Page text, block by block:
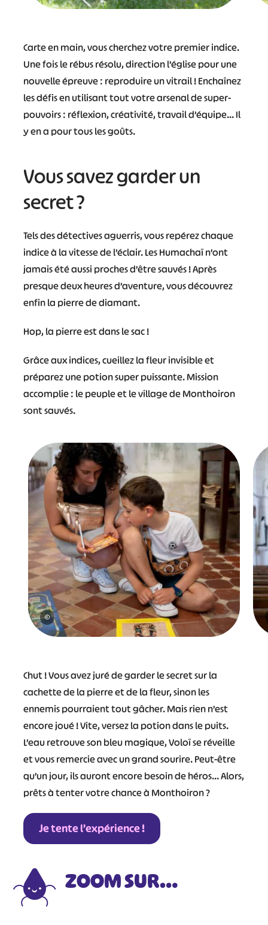
Carte en main, vous cherchez votre premier indice.
Une fois le rébus résolu, direction l’église pour une
nouvelle épreuve : reproduire un vitrail ! Enchaînez
les défis en utilisant tout votre arsenal de super-
pouvoirs : réflexion, créativité, travail d’équipe… Il
y en a pour tous les goûts.
Vous savez garder un
secret ?
Tels des détectives aguerris, vous repérez chaque
indice à la vitesse de l’éclair. Les Humachaï n’ont
jamais été aussi proches d’être sauvés ! Après
presque deux heures d’aventure, vous découvrez
enfin la pierre de diamant.
Hop, la pierre est dans le sac !
Grâce aux indices, cueillez la fleur invisible et
préparez une potion super puissante. Mission
accomplie : le peuple et le village de Monthoiron
sont sauvés.
©
Chut ! Vous avez juré de garder le secret sur la
cachette de la pierre et de la fleur, sinon les
ennemis pourraient tout gâcher. Mais rien n’est
encore joué ! Vite, versez la potion dans le puits.
L’eau retrouve son bleu magique, Voloï se réveille
et vous remercie avec un grand sourire. Peut-être
qu’un jour, ils auront encore besoin de héros… Alors,
prêts à tenter votre chance à Monthoiron ?
Je tente l’expérience !
ZOOM SUR…
# # #
#
#
#
#